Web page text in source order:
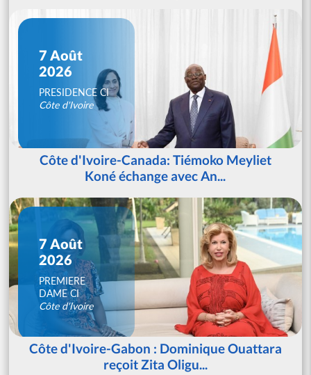
7 Août
2026
PRESIDENCE CI
Côte d'Ivoire
Côte d'Ivoire-Canada: Tiémoko Meyliet
Koné échange avec An...
7 Août
2026
PREMIERE
DAME CI
Côte d'Ivoire
Côte d'Ivoire-Gabon : Dominique Ouattara
reçoit Zita Oligu...